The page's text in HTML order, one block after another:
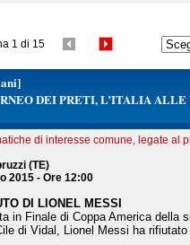
1 di 15
DEI PRETI, L’ITALIA
di interesse comune, legate al
(TE)
2015 - Ore 12:00
DI LIONEL MESSI
in Finale di Coppa America della
di Vidal, Lionel Messi ha rifiutato